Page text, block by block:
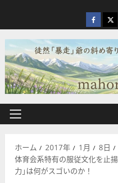
を
ス
キ
ッ
プ
X
メ
ン
メ
ニ
ュ
ホーム 2017年 1月
8日
体育会系特有の服従文化を止
力｣は何がスゴいのか！